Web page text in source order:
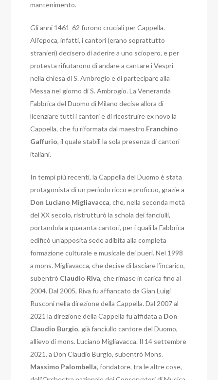
mantenimento.
Gli anni 1461-62 furono cruciali per Cappella.
All’epoca, infatti, i cantori (erano soprattutto
stranieri) decisero di aderire a uno sciopero, e per
protesta rifiutarono di andare a cantare i Vespri
nella chiesa di S. Ambrogio e di partecipare alla
Messa nel giorno di S. Ambrogio. La Veneranda
Fabbrica del Duomo di Milano decise allora di
licenziare tutti i cantori e di ricostruire ex novo la
Cappella, che fu riformata dal maestro Franchino
Gaffurio, il quale stabilì la sola presenza di cantori
italiani.
In tempi più recenti, la Cappella del Duomo è stata
protagonista di un periodo ricco e proficuo, grazie a
Don Luciano Migliavacca, che, nella seconda metà
del XX secolo, ristrutturò la schola dei fanciulli,
portandola a quaranta cantori, per i quali la Fabbrica
edificò un’apposita sede adibita alla completa
formazione culturale e musicale dei pueri.Nel 1998
a mons. Migliavacca, che decise di lasciare l’incarico,
subentrò Claudio Riva, che rimase in carica fino al
2004. Dal 2005, Riva fu affiancato da Gian Luigi
Rusconi nella direzione della Cappella.Dal 2007 al
2021 la direzione della Cappella fu affidata a Don
Claudio Burgio, già fanciullo cantore del Duomo,
allievo di mons. Luciano Migliavacca. Il 14 settembre
2021, a Don Claudio Burgio, subentrò Mons.
Massimo Palombella, fondatore, tra le altre cose,